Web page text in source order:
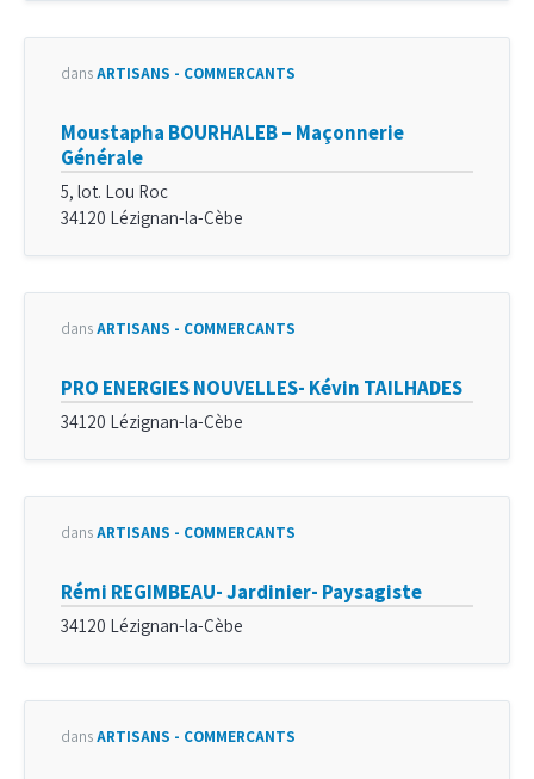
dansARTISANS - COMMERÇANTS
Moustapha BOURHALEB – Maçonnerie
Générale
5, lot. Lou Roc
34120 Lézignan-la-Cèbe
dansARTISANS - COMMERÇANTS
PRO ENERGIES NOUVELLES- Kévin TAILHADES
34120 Lézignan-la-Cèbe
dansARTISANS - COMMERÇANTS
Rémi REGIMBEAU- Jardinier- Paysagiste
34120 Lézignan-la-Cèbe
dansARTISANS - COMMERÇANTS